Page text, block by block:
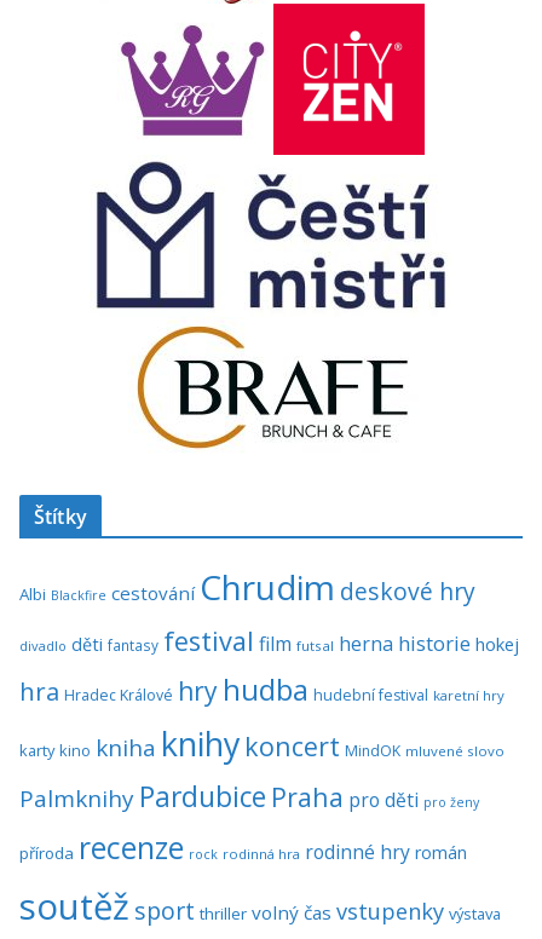
Štítky
Albi Blackfire cestování Chrudim deskové hry
divadlo děti fantasy festival film futsal herna historie hokej
hra Hradec Králové hry hudba hudební festival karetní hry
karty kino kniha knihy koncert MindOK mluvené slovo
Palmknihy Pardubice Praha pro děti pro ženy
příroda recenze rock rodinná hra rodinné hry román
soutěž sport thriller volný čas vstupenky výstava